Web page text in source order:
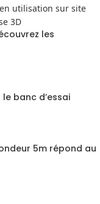
les
banc d’essai
5m répond au